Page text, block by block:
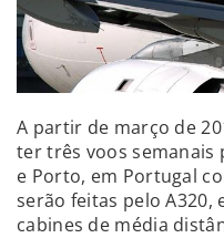
A partir de março de
ter três voos semanais
e Porto, em Portugal
serão feitas pelo A320,
cabines de média